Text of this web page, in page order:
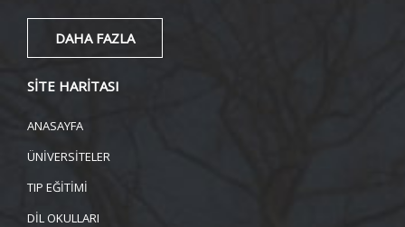
DAHA FAZLA
SİTE HARİTASI
ANASAYFA
ÜNİVERSİTELER
TIP EĞİTİMİ
DİL OKULLARI